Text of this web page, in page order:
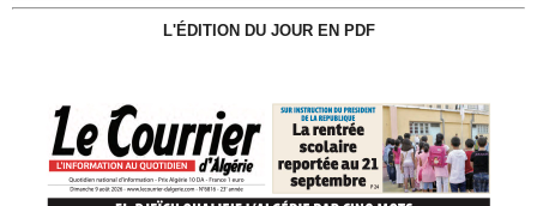
L'ÉDITION DU JOUR EN PDF